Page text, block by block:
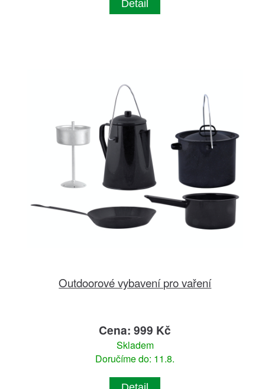
Detail
Outdoorové vybavení pro vaření
Cena: 999 Kč
Skladem
Doručíme do: 11.8.